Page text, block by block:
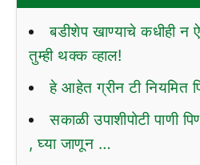
बडीशेप खाण्याचे कधीही न
तुम्ही थक्क व्हाल!
हे आहेत ग्रीन टी नियमित
सकाळी उपाशीपोटी पाणी
, घ्या जाणून …